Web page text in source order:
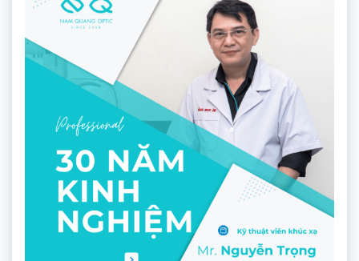
Hỗ trợ kỹ thuật lâu dài – chỉnh kính, bảo trì
nhanh chóng và tận tình
Đội ngũ tư vấn chuyên nghiệp – giúp bạn tìm
được chiếc kính phù hợp nhất với khuôn mặt và
phong cách
Giao hàng toàn quốc – tiện lợi, nhanh chóng và
đáng tin cậy
Hãy đến Mắt Kính Nam Quang ngay hôm nay để trải
nghiệm Kính mát Ancci 34630_C5 – lựa chọn hoàn
hảo cho phong cách hiện đại và đôi mắt luôn được
Lưu ý: Phù hợp hoạt động ngoài trời như: chơi